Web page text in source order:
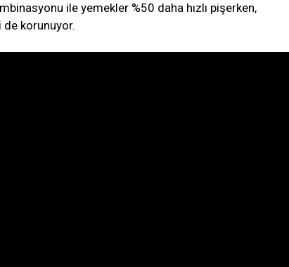
ile yemekler %50 daha hızlı pişerken,
korunuyor.